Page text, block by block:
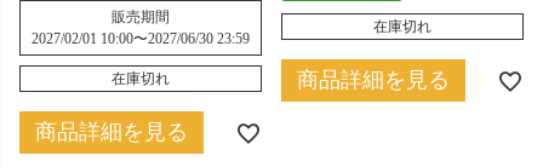
販売期間
2027/02/01 10:00〜2027/06/30 23:59
在庫切れ
商品詳細を見る
在庫切れ
商品詳細を見る